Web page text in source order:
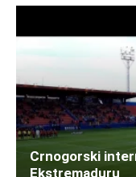
Crnogorski
Ekstremaduru